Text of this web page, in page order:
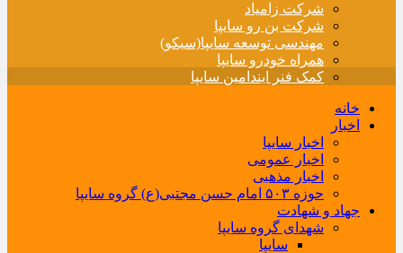
شرکت زامیاد
شرکت بن رو سایپا
مهندسی توسعه سایپا(سیکو)
همراه خودرو سایپا
کمک فنر ایندامین سایپا
خانه
اخبار
اخبار سایپا
اخبار عمومی
اخبار مذهبی
حوزه ۵۰۳ امام حسن مجتبی(ع) گروه سایپا
جهاد و شهادت
شهدای گروه سایپا
سایپا